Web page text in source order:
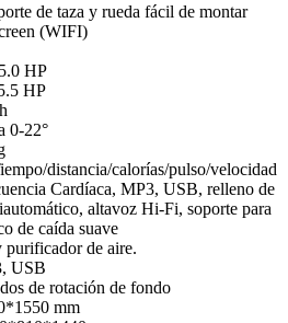
de taza y rueda fácil de montar
(WIFI)
HP
HP
0-22°
distancia/calorías/pulso/velocidad
Cardíaca, MP3, USB, relleno de
altavoz Hi-Fi, soporte para
de caída suave
de aire.
USB
de rotación de fondo
mm